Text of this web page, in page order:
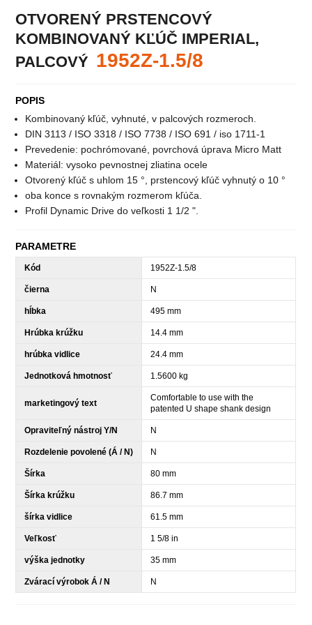
OTVORENÝ PRSTENCOVÝ
KOMBINOVANÝ KĽÚČ IMPERIAL,
PALCOVÝ 1952Z-1.5/8
POPIS
Kombinovaný kľúč, vyhnuté, v palcových rozmeroch.
DIN 3113 / ISO 3318 / ISO 7738 / ISO 691 / iso 1711-1
Prevedenie: pochrómované, povrchová úprava Micro Matt
Materiál: vysoko pevnostnej zliatina ocele
Otvorený kľúč s uhlom 15 °, prstencový kľúč vyhnutý o 10 °
oba konce s rovnakým rozmerom kľúča.
Profil Dynamic Drive do veľkosti 1 1/2 ".
PARAMETRE
Kód 1952Z-1.5/8
čierna N
hĺbka 495 mm
Hrúbka krúžku 14.4 mm
hrúbka vidlice 24.4 mm
Jednotková hmotnosť 1.5600 kg
marketingový text
Comfortable to use with the
patented U shape shank design
Opraviteľný nástroj Y/N N
Rozdelenie povolené (Á / N) N
Šírka 80 mm
Šírka krúžku 86.7 mm
šírka vidlice 61.5 mm
Veľkosť 1 5/8 in
výška jednotky 35 mm
Zvárací výrobok Á / N N